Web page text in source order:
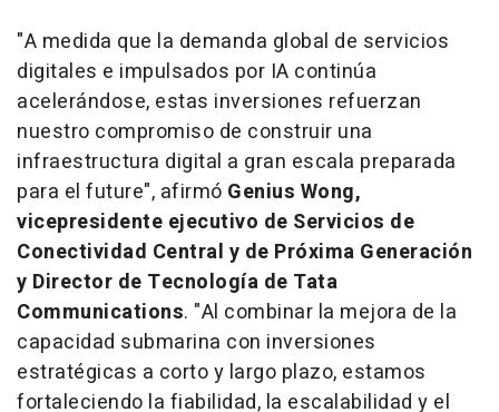
"A medida que la demanda global de servicios
digitales e impulsados por IA continúa
acelerándose, estas inversiones refuerzan
nuestro compromiso de construir una
infraestructura digital a gran escala preparada
para el future", afirmó Genius Wong,
vicepresidente ejecutivo de Servicios de
Conectividad Central y de Próxima Generación
y Director de Tecnología de Tata
Communications. "Al combinar la mejora de la
capacidad submarina con inversiones
estratégicas a corto y largo plazo, estamos
fortaleciendo la fiabilidad, la escalabilidad y el